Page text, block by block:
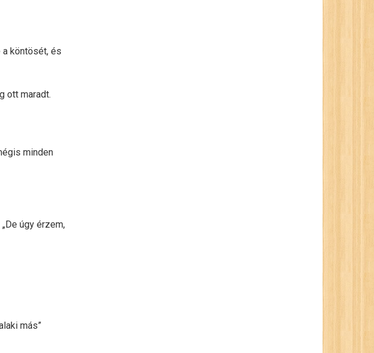
köntösét, és
ott maradt.
minden
úgy érzem,
más”